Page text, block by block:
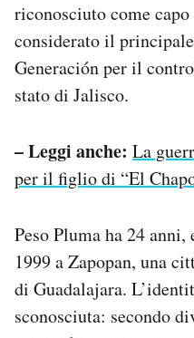
riconosciuto come
considerato il
Generación per il
stato di Jalisco.
– Leggi anche: La
per il figlio di “El
Peso Pluma ha 24
1999 a Zapopan, una
di Guadalajara.
sconosciuta: secondo